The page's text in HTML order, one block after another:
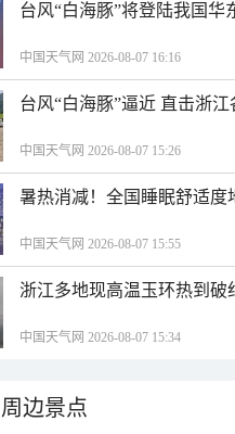
台风“白海豚”将登陆我国
中国天气网 2026-08-07 16:16
台风“白海豚”逼近 直击浙
中国天气网 2026-08-07 15:26
暑热消减！全国睡眠舒适度
中国天气网 2026-08-07 15:55
浙江多地现高温玉环热到破
中国天气网 2026-08-07 15:34
周边景点